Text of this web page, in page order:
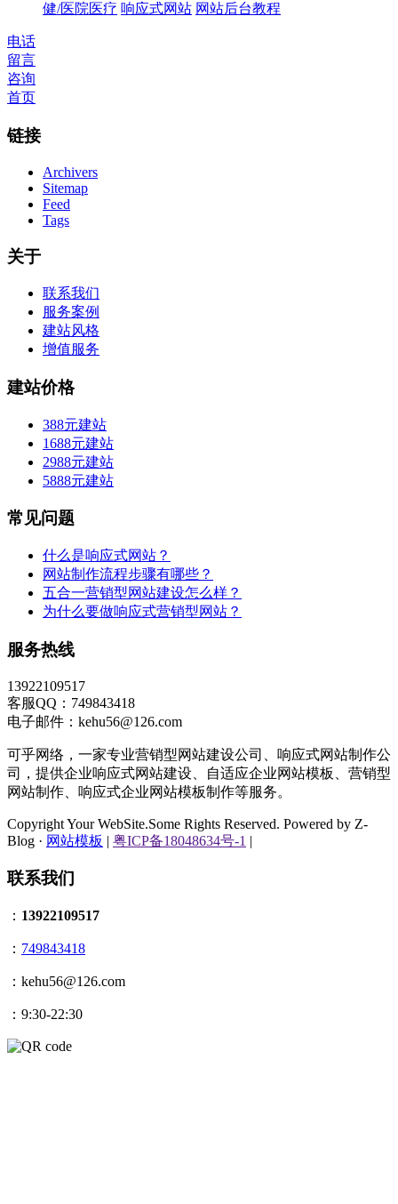
健/医院医疗 响应式网站 网站后台教程
电话
留言
咨询
首页
链接
Archivers
Sitemap
Feed
Tags
关于
联系我们
服务案例
建站风格
增值服务
建站价格
388元建站
1688元建站
2988元建站
5888元建站
常见问题
什么是响应式网站？
网站制作流程步骤有哪些？
五合一营销型网站建设怎么样？
为什么要做响应式营销型网站？
服务热线
13922109517
客服QQ：749843418
电子邮件：kehu56@126.com
可乎网络，一家专业营销型网站建设公司、响应式网站制作公
司，提供企业响应式网站建设、自适应企业网站模板、营销型
网站制作、响应式企业网站模板制作等服务。
Copyright Your WebSite.Some Rights Reserved. Powered by Z-
Blog · 网站模板 | 粤ICP备18048634号-1 |
联系我们
： 13922109517
： 749843418
：kehu56@126.com
：9:30-22:30